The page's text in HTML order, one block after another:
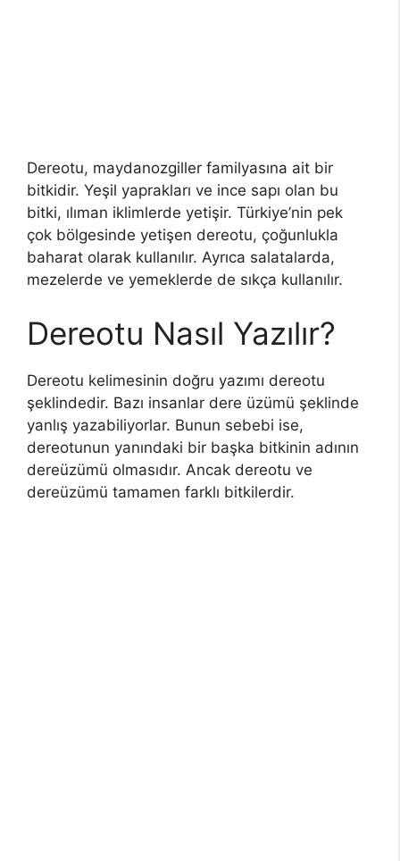
Dereotu, maydanozgiller familyasına ait bir
bitkidir. Yeşil yaprakları ve ince sapı olan bu
bitki, ılıman iklimlerde yetişir. Türkiye’nin pek
çok bölgesinde yetişen dereotu, çoğunlukla
baharat olarak kullanılır. Ayrıca salatalarda,
mezelerde ve yemeklerde de sıkça kullanılır.
Dereotu Nasıl Yazılır?
Dereotu kelimesinin doğru yazımı dereotu
şeklindedir. Bazı insanlar dere üzümü şeklinde
yanlış yazabiliyorlar. Bunun sebebi ise,
dereotunun yanındaki bir başka bitkinin adının
dereüzümü olmasıdır. Ancak dereotu ve
dereüzümü tamamen farklı bitkilerdir.